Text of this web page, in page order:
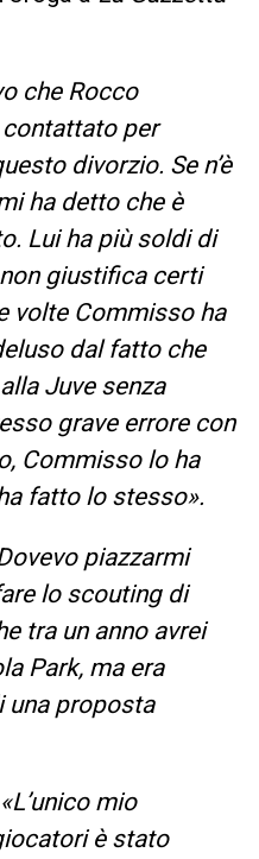
che Rocco
per
divorzio. Se n’è
ha detto che è
Lui ha più soldi di
giustifica certi
volte Commisso ha
dal fatto che
Juve senza
grave errore con
Commisso lo ha
fatto lo stesso».
piazzarmi
lo scouting di
tra un anno avrei
Park, ma era
una proposta
«L’unico mio
è stato